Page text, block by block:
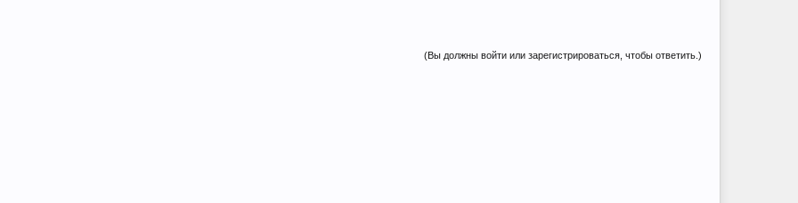
(Вы должны войти или зарегистрироваться, чтобы ответить.)